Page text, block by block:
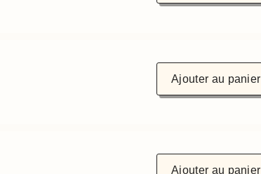
Ajouter au panier
Ajouter au panier